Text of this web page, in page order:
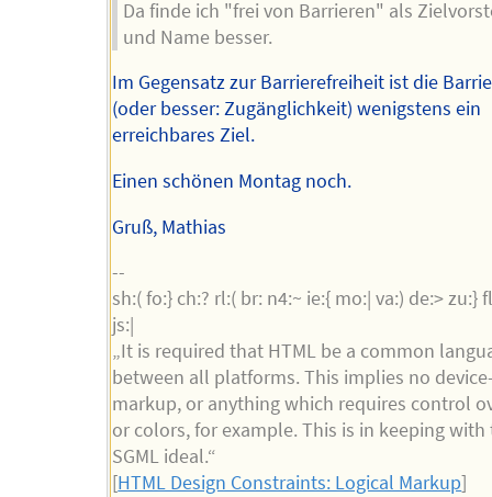
Da finde ich "frei von Barrieren" als
und Name besser.
Im Gegensatz zur Barrierefreiheit ist die
(oder besser: Zugänglichkeit) wenigstens ein
erreichbares Ziel.
Einen schönen Montag noch.
Gruß, Mathias
--
sh:( fo:} ch:? rl:( br: n4:~ ie:{ mo:| va:) de:> zu:}
js:|
„It is required that HTML be a common
between all platforms. This implies no
markup, or anything which requires control
or colors, for example. This is in keeping with
SGML ideal.“
[HTML Design Constraints: Logical Markup]